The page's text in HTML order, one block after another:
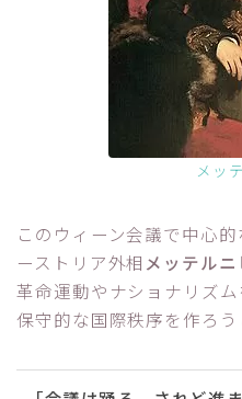
メッ
このウィーン会議で中心
ーストリア外相 メッテルニ
革命運動やナショナリズ
保守的な国際秩序を作ろう